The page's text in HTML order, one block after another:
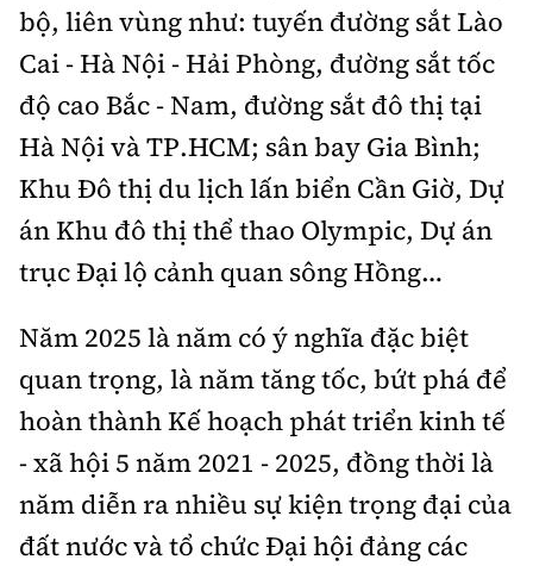
bộ, liên vùng như: tuyến đường sắt Lào
Cai - Hà Nội - Hải Phòng, đường sắt tốc
độ cao Bắc - Nam, đường sắt đô thị tại
Hà Nội và TP.HCM; sân bay Gia Bình;
Khu Đô thị du lịch lấn biển Cần Giờ, Dự
án Khu đô thị thể thao Olympic, Dự án
trục Đại lộ cảnh quan sông Hồng…
Năm 2025 là năm có ý nghĩa đặc biệt
quan trọng, là năm tăng tốc, bứt phá để
hoàn thành Kế hoạch phát triển kinh tế
- xã hội 5 năm 2021 - 2025, đồng thời là
năm diễn ra nhiều sự kiện trọng đại của
đất nước và tổ chức Đại hội đảng các